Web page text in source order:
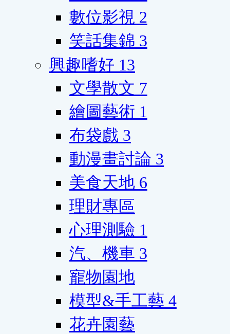
數位影視 2
笑話集錦 3
興趣嗜好 13
文學散文 7
繪圖藝術 1
布袋戲 3
動漫畫討論 3
美食天地 6
理財專區
心理測驗 1
汽、機車 3
寵物園地
模型&手工藝 4
花卉園藝